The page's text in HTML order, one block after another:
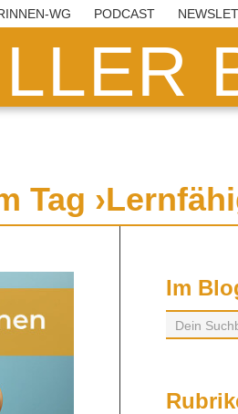
WG PODCAST
Tag
Im